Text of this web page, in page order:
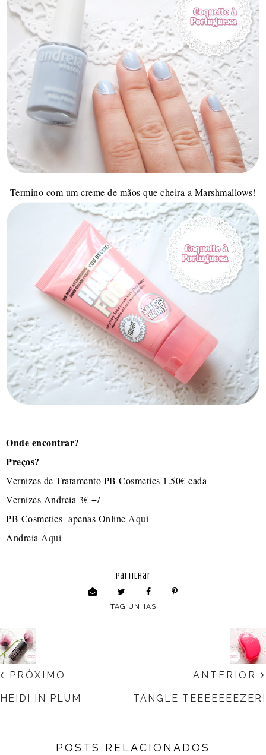
Termino com um creme de mãos que cheira a Marshmallows!
Onde encontrar?
Preços?
Vernizes de Tratamento PB Cosmetics 1.50€ cada
Vernizes Andreia 3€ +/-
PB Cosmetics apenas Online Aqui
Andreia Aqui
partilhar
TAG UNHAS
ANTERIOR
TANGLE TEEEEEEEZER!
PRÓXIMO
HEIDI IN PLUM
POSTS RELACIONADOS